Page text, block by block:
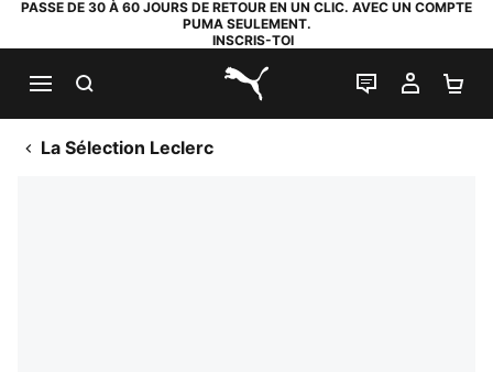
PASSE DE 30 À 60 JOURS DE RETOUR EN UN CLIC. AVEC UN COMPTE
PUMA SEULEMENT.
INSCRIS-TOI
PUMA.com
LIVE CHAT
MON
La Sélection Leclerc